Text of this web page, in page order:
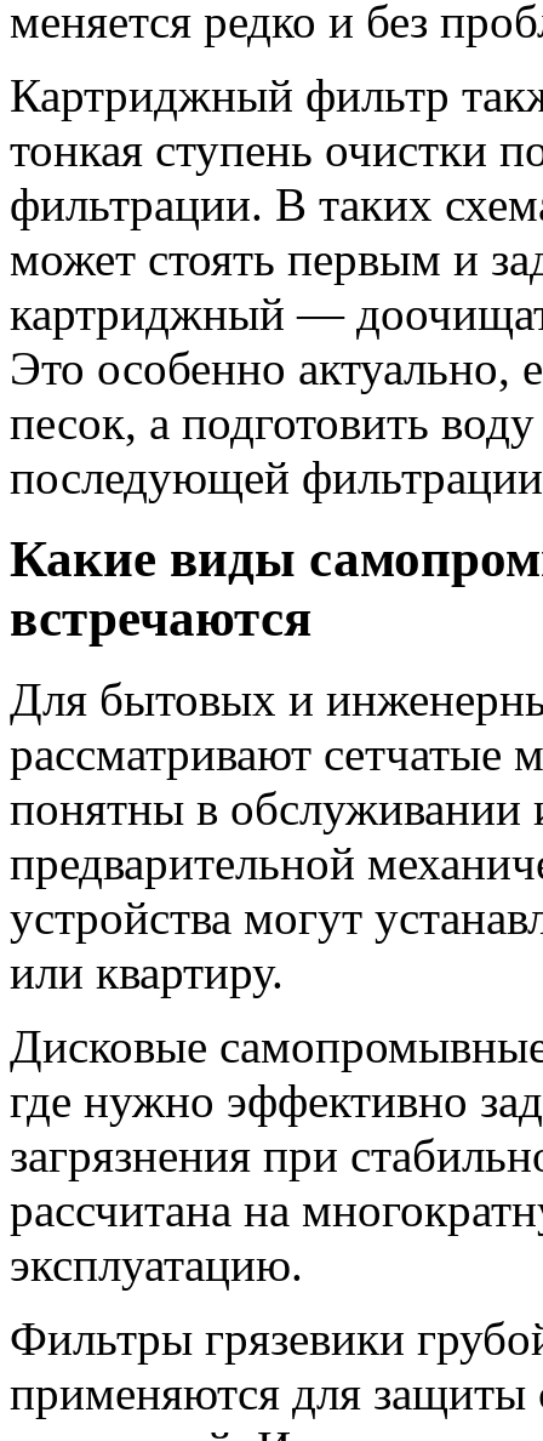
меняется редко и без
Картриджный фильтр
тонкая ступень очистки
фильтрации. В таких
может стоять первым и
картриджный —
Это особенно актуально,
песок, а подготовить
последующей
Какие виды
встречаются
Для бытовых и
рассматривают
понятны в обслуживании
предварительной
устройства могут
или квартиру.
Дисковые
где нужно эффективно
загрязнения при
рассчитана на
эксплуатацию.
Фильтры грязевики
применяются для